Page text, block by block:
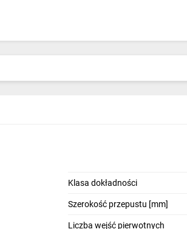
Klasa dokładności
Szerokość przepustu [mm]
Liczba wejść pierwotnych